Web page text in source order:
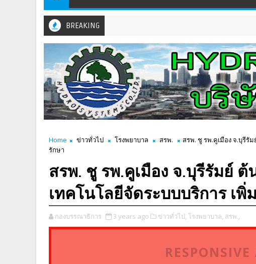
BREAKING
Home ข่าวทั่วไป โรงพยาบาล สรพ.
สรพ. ชู รพ.คูเมือง จ.บุรีรั
รักษา
สรพ. ชู รพ.คูเมือง จ.บุรีรัมย์ ต้
เทคโนโลยีจัดระบบบริการ เ
กองบรรณาธิการ 3 years ago ข่าวทั่วไป, โรงพยาบาล, สรพ.,
RESPONSIVE